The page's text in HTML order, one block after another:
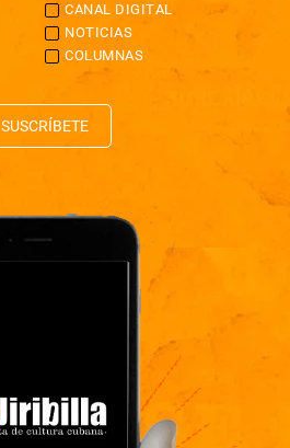
CANAL DIGITAL
NOTICIAS
COLUMNAS
SUSCRÍBETE